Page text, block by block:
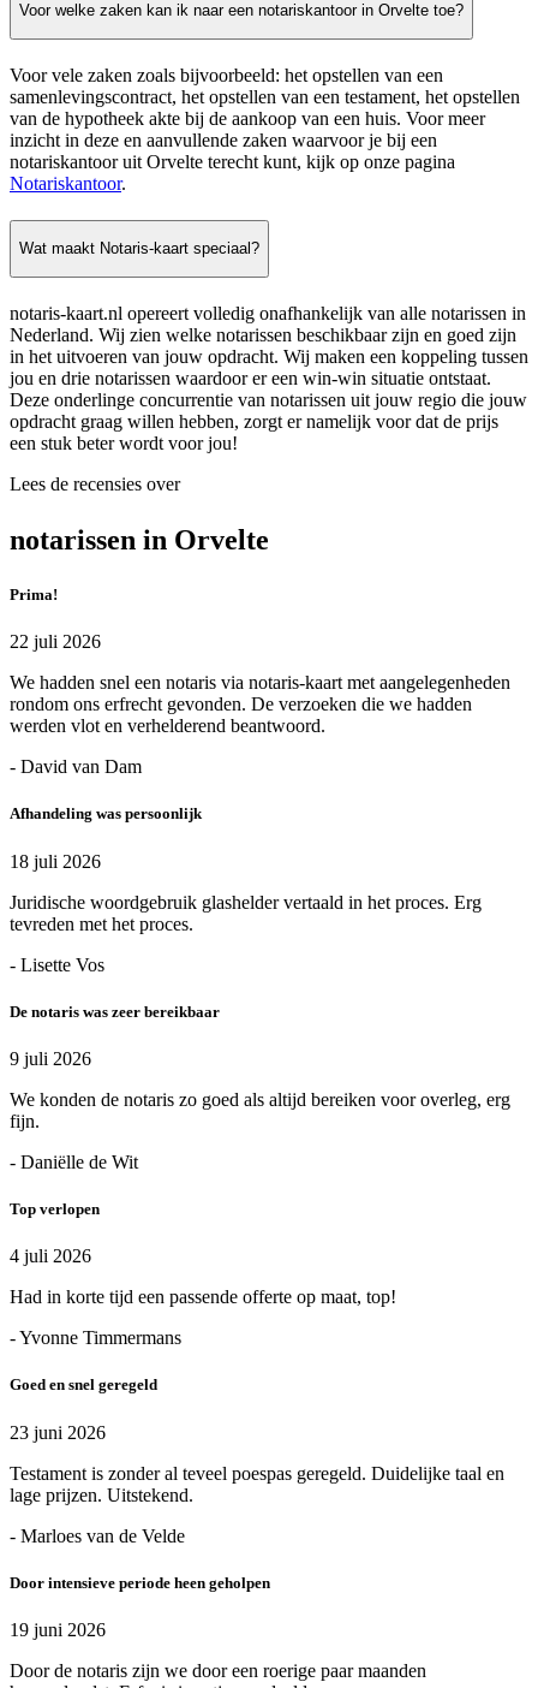
Voor welke zaken kan ik naar een notariskantoor in Orvelte toe?
Voor vele zaken zoals bijvoorbeeld: het opstellen van een
samenlevingscontract, het opstellen van een testament, het opstellen
van de hypotheek akte bij de aankoop van een huis. Voor meer
inzicht in deze en aanvullende zaken waarvoor je bij een
notariskantoor uit Orvelte terecht kunt, kijk op onze pagina
Notariskantoor.
Wat maakt Notaris-kaart speciaal?
notaris-kaart.nl opereert volledig onafhankelijk van alle notarissen in
Nederland. Wij zien welke notarissen beschikbaar zijn en goed zijn
in het uitvoeren van jouw opdracht. Wij maken een koppeling tussen
jou en drie notarissen waardoor er een win-win situatie ontstaat.
Deze onderlinge concurrentie van notarissen uit jouw regio die jouw
opdracht graag willen hebben, zorgt er namelijk voor dat de prijs
een stuk beter wordt voor jou!
Lees de recensies over
notarissen in Orvelte
Prima!
22 juli 2026
We hadden snel een notaris via notaris-kaart met aangelegenheden
rondom ons erfrecht gevonden. De verzoeken die we hadden
werden vlot en verhelderend beantwoord.
- David van Dam
Afhandeling was persoonlijk
18 juli 2026
Juridische woordgebruik glashelder vertaald in het proces. Erg
tevreden met het proces.
- Lisette Vos
De notaris was zeer bereikbaar
9 juli 2026
We konden de notaris zo goed als altijd bereiken voor overleg, erg
fijn.
- Daniëlle de Wit
Top verlopen
4 juli 2026
Had in korte tijd een passende offerte op maat, top!
- Yvonne Timmermans
Goed en snel geregeld
23 juni 2026
Testament is zonder al teveel poespas geregeld. Duidelijke taal en
lage prijzen. Uitstekend.
- Marloes van de Velde
Door intensieve periode heen geholpen
19 juni 2026
Door de notaris zijn we door een roerige paar maanden